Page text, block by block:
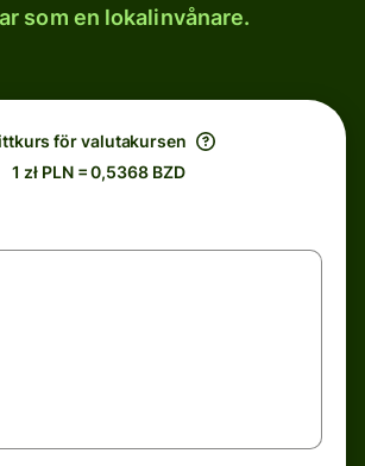
som en lokalinvånare.
för valutakursen
1 zł PLN = 0,5368 BZD